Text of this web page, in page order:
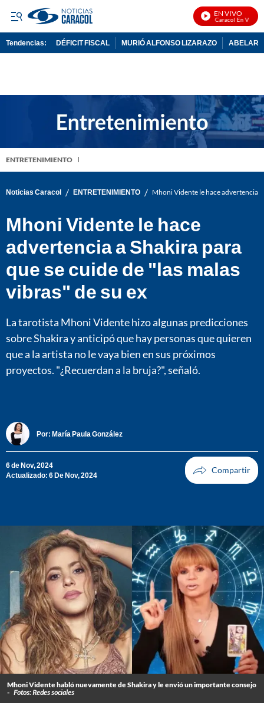
EN VIVO
Noticias Caracol En Vivo
Tendencias: DÉFICIT FISCAL MURIÓ ALFONSO LIZARAZO
ENTRETENIMIENTO
Noticias Caracol / ENTRETENIMIENTO / Mhoni Vidente le hace advertencia a
Mhoni Vidente le hace
advertencia a Shakira para
que se cuide de "las malas
vibras" de su ex
La tarotista Mhoni Vidente hizo algunas predicciones
sobre Shakira y anticipó que hay personas que quieren
que a la artista no le vaya bien en sus próximos
proyectos. "¿Recuerdan a la bruja?", señaló.
Por: María Paula González
6 de Nov, 2024
Actualizado: 6 De Nov, 2024
Mhoni Vidente habló nuevamente de Shakira y le envió un importante consejo
- Fotos: Redes sociales